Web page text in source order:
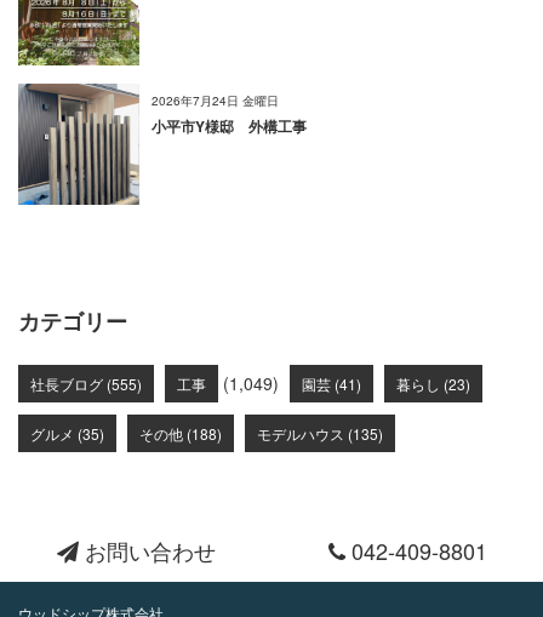
2026年7月24日 金曜日
小平市Y様邸 外構工事
カテゴリー
社長ブログ (555) 工事 (1,049) 園芸 (41) 暮らし (23)
グルメ (35) その他 (188) モデルハウス (135)
お問い合わせ 042-409-8801